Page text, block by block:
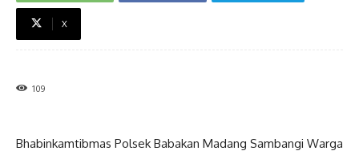
X
109
Bhabinkamtibmas Polsek Babakan Madang Sambangi Warga